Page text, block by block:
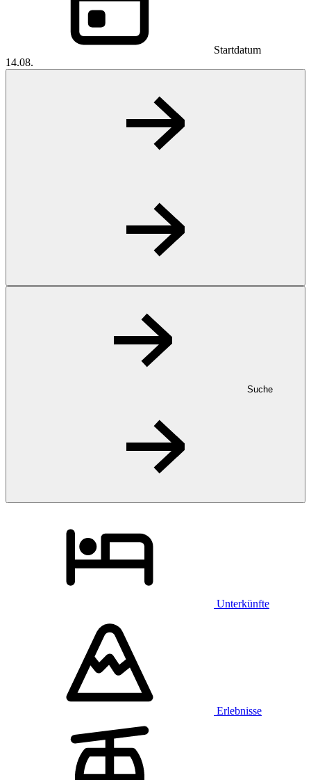
Startdatum
14.08.
Suche
Unterkünfte
Erlebnisse